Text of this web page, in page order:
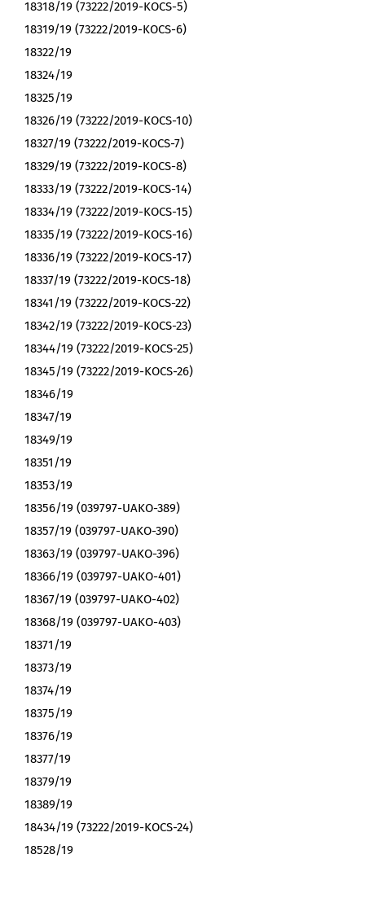
18318/19 (73222/2019-KOCS-5)
18319/19 (73222/2019-KOCS-6)
18322/19
18324/19
18325/19
18326/19 (73222/2019-KOCS-10)
18327/19 (73222/2019-KOCS-7)
18329/19 (73222/2019-KOCS-8)
18333/19 (73222/2019-KOCS-14)
18334/19 (73222/2019-KOCS-15)
18335/19 (73222/2019-KOCS-16)
18336/19 (73222/2019-KOCS-17)
18337/19 (73222/2019-KOCS-18)
18341/19 (73222/2019-KOCS-22)
18342/19 (73222/2019-KOCS-23)
18344/19 (73222/2019-KOCS-25)
18345/19 (73222/2019-KOCS-26)
18346/19
18347/19
18349/19
18351/19
18353/19
18356/19 (039797-UAKO-389)
18357/19 (039797-UAKO-390)
18363/19 (039797-UAKO-396)
18366/19 (039797-UAKO-401)
18367/19 (039797-UAKO-402)
18368/19 (039797-UAKO-403)
18371/19
18373/19
18374/19
18375/19
18376/19
18377/19
18379/19
18389/19
18434/19 (73222/2019-KOCS-24)
18528/19